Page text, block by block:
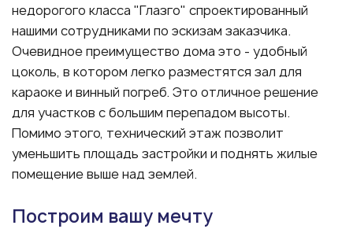
недорогого класса "Глазго" спроектированный
нашими сотрудниками по эскизам заказчика.
Очевидное преимущество дома это - удобный
цоколь, в котором легко разместятся зал для
караоке и винный погреб. Это отличное решение
для участков с большим перепадом высоты.
Помимо этого, технический этаж позволит
уменьшить площадь застройки и поднять жилые
помещение выше над землей.
Построим вашу мечту